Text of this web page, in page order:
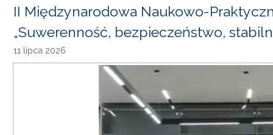
II Międzynarodowa Naukowo-
„Suwerenność, bezpieczeństwo,
11 lipca 2026